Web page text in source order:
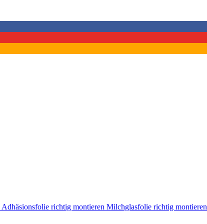
Adhäsionsfolie richtig montieren Milchglasfolie richtig montieren